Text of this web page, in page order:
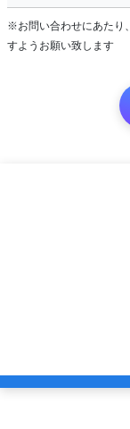
※お問い合わせにあたり、
すようお願い致します